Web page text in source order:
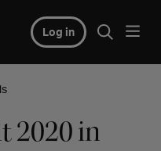
Log in
2020 in